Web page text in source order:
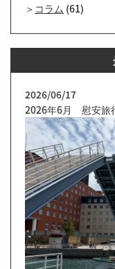
コラム (61)
2026/06/17
2026年6月 慰安旅